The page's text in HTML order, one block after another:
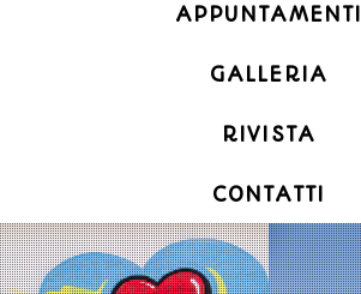
APPUNTAMENTI
GALLERIA
RIVISTA
CONTATTI